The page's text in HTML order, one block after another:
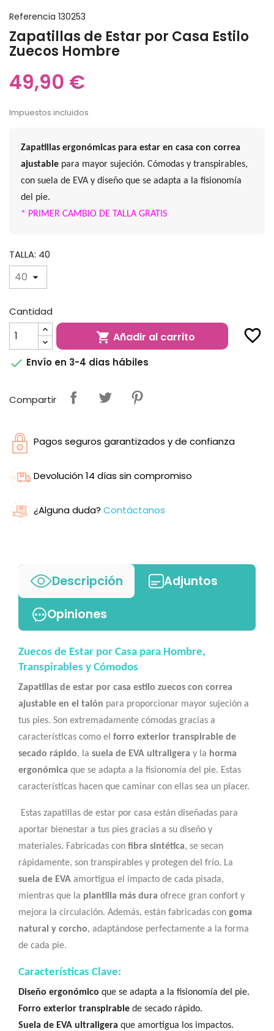
Referencia 130253
Zapatillas de Estar por Casa Estilo
Zuecos Hombre
49,90 €
Impuestos incluidos
Zapatillas ergonómicas para estar en casa con correa
ajustable para mayor sujeción. Cómodas y transpirables,
con suela de EVA y diseño que se adapta a la fisionomía
del pie.
* PRIMER CAMBIO DE TALLA GRATIS
TALLA: 40
Cantidad
 Añadir al carrito favorite_border
 Envío en 3-4 dias hábiles
Compartir
Pagos seguros garantizados y de confianza
Devolución 14 días sin compromiso
¿Alguna duda? Contáctanos
Descripción
Adjuntos
Opiniones
Zuecos de Estar por Casa para Hombre,
Transpirables y Cómodos
Zapatillas de estar por casa estilo zuecos con correa
ajustable en el talón para proporcionar mayor sujeción a
tus pies. Son extremadamente cómodas gracias a
características como el forro exterior transpirable de
secado rápido, la suela de EVA ultraligera y la horma
ergonómica que se adapta a la fisionomía del pie. Estas
características hacen que caminar con ellas sea un placer.
Estas zapatillas de estar por casa están diseñadas para
aportar bienestar a tus pies gracias a su diseño y
materiales. Fabricadas con fibra sintética, se secan
rápidamente, son transpirables y protegen del frío. La
suela de EVA amortigua el impacto de cada pisada,
mientras que la plantilla más dura ofrece gran confort y
mejora la circulación. Además, están fabricadas con goma
natural y corcho, adaptándose perfectamente a la forma
de cada pie.
Características Clave:
Diseño ergonómico que se adapta a la fisionomía del pie.
Forro exterior transpirable de secado rápido.
Suela de EVA ultraligera que amortigua los impactos.